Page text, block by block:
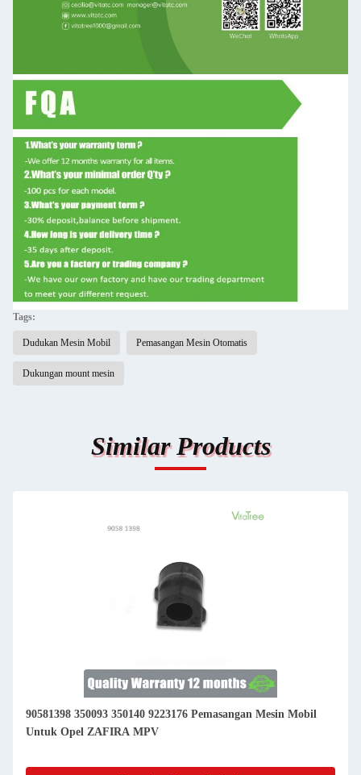
Tags:
Dudukan Mesin Mobil Pemasangan Mesin Otomatis
Dukungan mount mesin
Similar Products
90581398 350093 350140 9223176 Pemasangan Mesin Mobil
Untuk Opel ZAFIRA MPV